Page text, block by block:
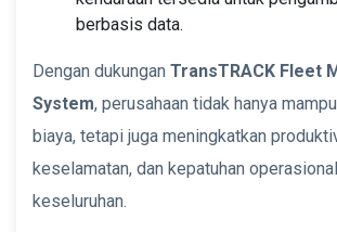
berbasis data.
Dengan dukungan TransTRACK Fleet
System, perusahaan tidak hanya
biaya, tetapi juga meningkatkan
keselamatan, dan kepatuhan
keseluruhan.